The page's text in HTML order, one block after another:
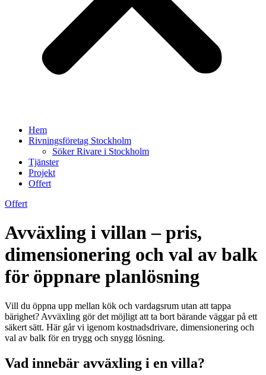
Hem
Rivningsföretag Stockholm
Söker Rivare i Stockholm
Tjänster
Projekt
Offert
Offert
Avväxling i villan – pris,
dimensionering och val av balk
för öppnare planlösning
Vill du öppna upp mellan kök och vardagsrum utan att tappa
bärighet? Avväxling gör det möjligt att ta bort bärande väggar på ett
säkert sätt. Här går vi igenom kostnadsdrivare, dimensionering och
val av balk för en trygg och snygg lösning.
Vad innebär avväxling i en villa?